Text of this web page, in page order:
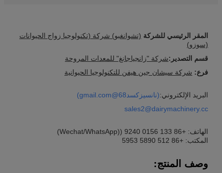
المقر الرئيسي للشركة (تشوانغبو) شركة (تكنولوجيا زواج الحيوانات
(سوزو)
قسم التصدير:شركة "زانجياجانغ" للمعدات المروحة
فرع: شركة سيشان جين هيفن للتكنولوجيا الحيوانية
البريد الإلكتروني:(نانسيزكسد68@gmail.com)
sales2@dairymachinery.cc
الهاتف: +86 133 0156 9240 ((Wechat/WhatsApp)
المكتب: +86 512 5890 5953
وصف المنتج: